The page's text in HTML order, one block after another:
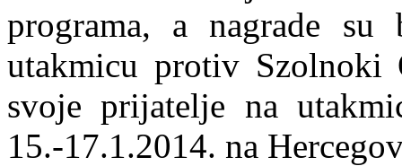
programa, a nagrade
utakmicu protiv
svoje prijatelje na
15.-17.1.2014. na